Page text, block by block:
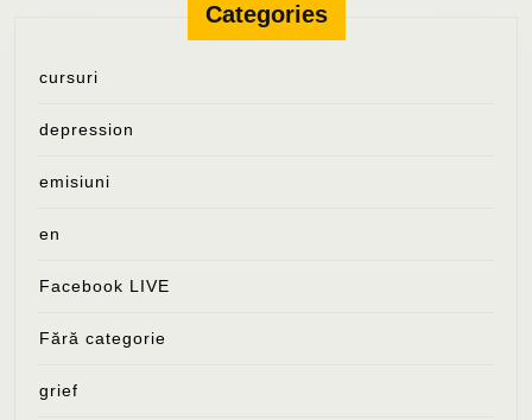
Categories
cursuri
depression
emisiuni
en
Facebook LIVE
Fără categorie
grief